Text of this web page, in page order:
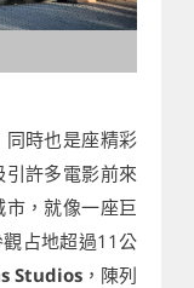
時也是座精彩
許多電影前來
，就像一座巨
占地超過11公
Studios，陳列